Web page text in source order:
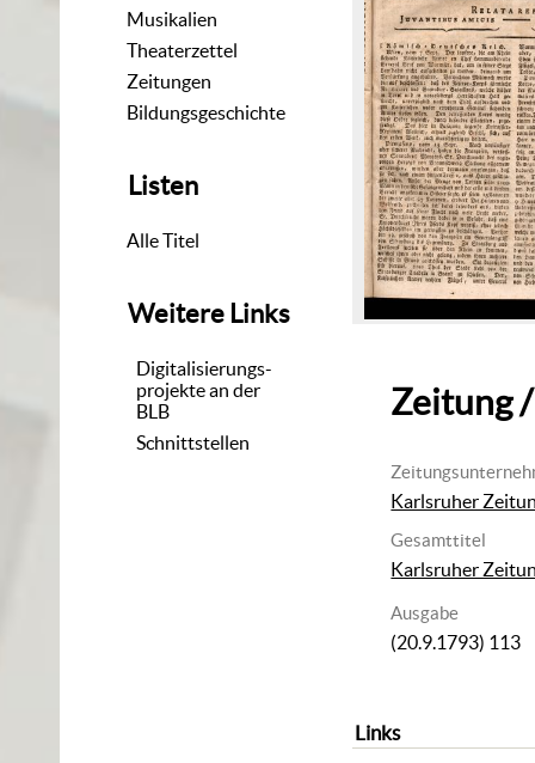
Musikalien
Theaterzettel
Zeitungen
Bildungsgeschichte
Listen
Alle Titel
Weitere Links
Digitalisierungs-
projekte an der
BLB
Schnittstellen
Zeitung
Karlsruher
Gesamttitel
Karlsruher
Ausgabe
(20.9.1793) 113
Links